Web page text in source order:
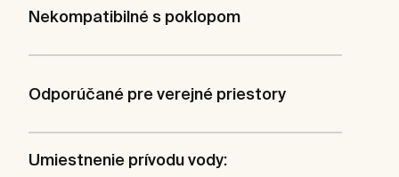
Nekompatibilné s poklopom
Odporúčané pre verejné priestory
Umiestnenie prívodu vody: